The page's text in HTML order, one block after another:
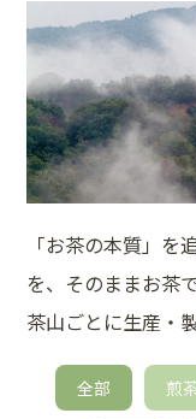
「お茶の本質」
を、そのままお茶
茶山ごとに生産・
全部 煎